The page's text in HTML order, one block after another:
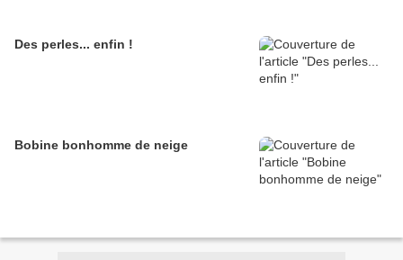
Des perles... enfin !
Bobine bonhomme de neige